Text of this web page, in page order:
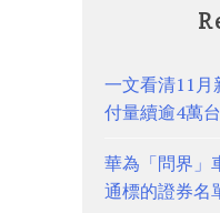
一文看清11
付量續逾4萬
華為「問界」
通標的證券名